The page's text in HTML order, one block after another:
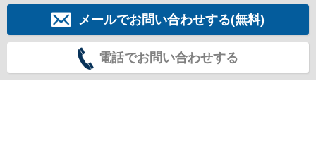
メールでお問い合わせする(無料)
電話でお問い合わせする